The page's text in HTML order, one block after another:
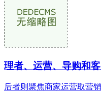
理者、运营、导购和
后者则聚焦商家运营取营